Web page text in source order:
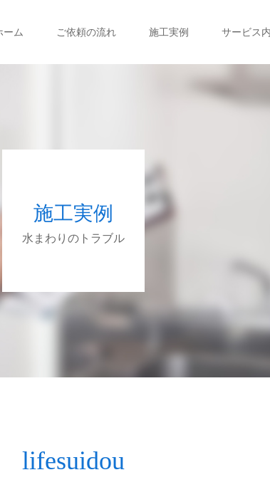
ーム ご依頼の流れ 施工実例 サービス
施工実例
水まわりのトラブル
lifesuidou